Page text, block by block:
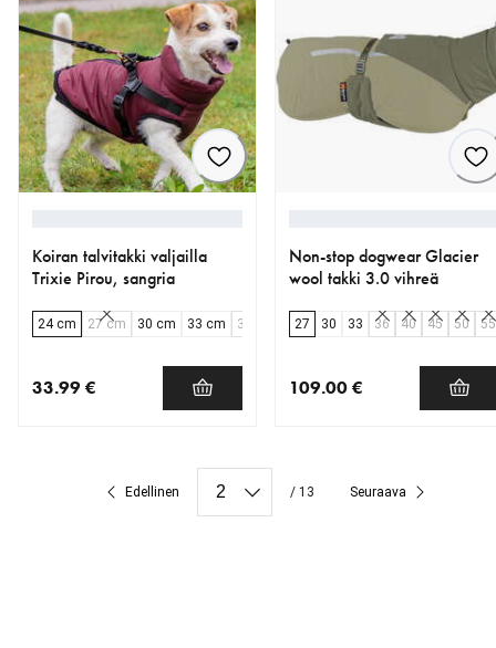
Koiran talvitakki valjailla
Trixie Pirou, sangria
24 cm 27 cm 30 cm 33 cm 36 cm 40 cm 45 cm
33.99 €
Non-stop dogwear Glacier
wool takki 3.0 vihreä
27 30 33 36 40 45 50 55
109.00 €
Edellinen / 13 Seuraava